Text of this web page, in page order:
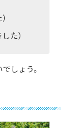
た）
しょう。